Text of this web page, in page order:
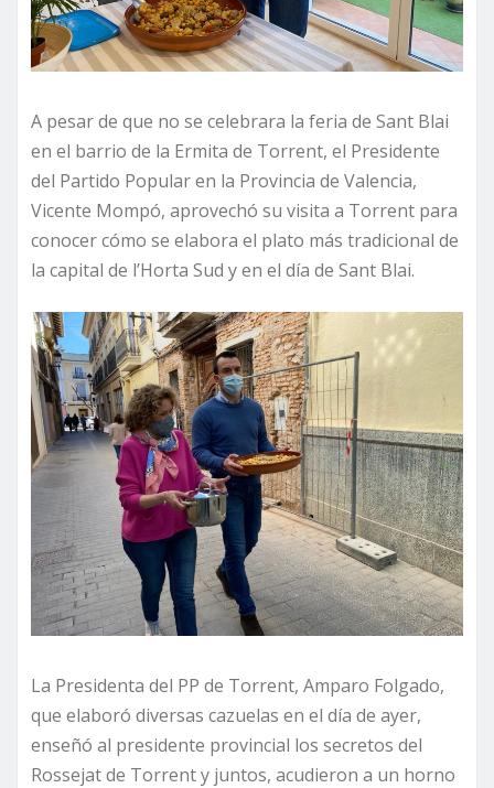
A pesar de que no se celebrara la feria de Sant Blai
en el barrio de la Ermita de Torrent, el Presidente
del Partido Popular en la Provincia de Valencia,
Vicente Mompó, aprovechó su visita a Torrent para
conocer cómo se elabora el plato más tradicional de
la capital de l’Horta Sud y en el día de Sant Blai.
La Presidenta del PP de Torrent, Amparo Folgado,
que elaboró diversas cazuelas en el día de ayer,
enseñó al presidente provincial los secretos del
Rossejat de Torrent y juntos, acudieron a un horno